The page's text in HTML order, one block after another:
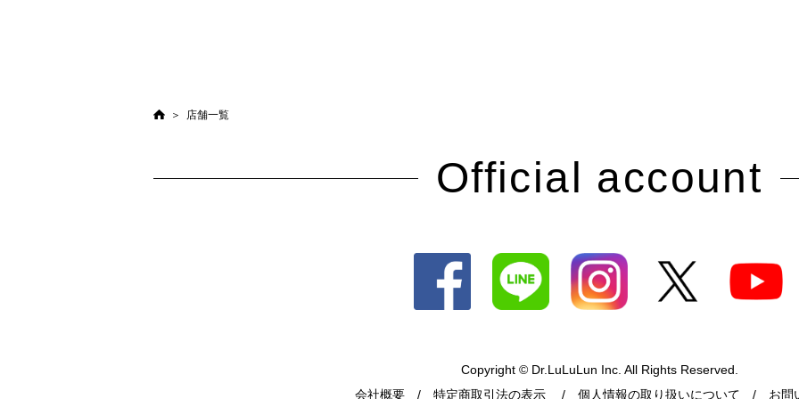
店舗一覧
Official account
Copyright © Dr.LuLuLun Inc. All Rights Reserved.
会社概要
特定商取引法の表示 個人情報の取り扱いについて お問